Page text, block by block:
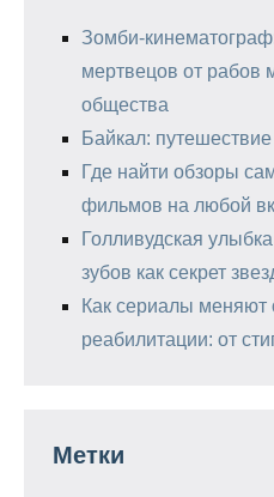
Зомби-
мертвецов от рабов
общества
Байкал:
Где найти обзоры
фильмов на любой
Голливудская
зубов как секрет
Как сериалы меняют
реабилитации: от
Метки